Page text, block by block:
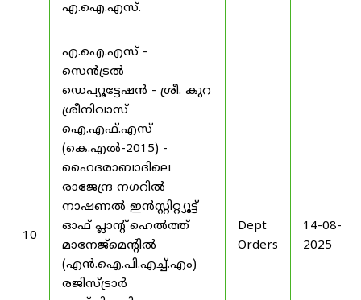
എ.ഐ.എസ്.
10
എ.ഐ.എസ് -
സെൻട്രൽ
ഡെപ്യൂട്ടേഷൻ - ശ്രീ. കുറ
ശ്രീനിവാസ്
ഐ.എഫ്.എസ്
(കെ.എൽ-2015) -
ഹൈദരാബാദിലെ
രാജേന്ദ്ര നഗറിൽ
നാഷണൽ ഇൻസ്റ്റിറ്റ്യൂട്ട്
ഓഫ് പ്ലാന്റ് ഹെൽത്ത്
മാനേജ്‌മെന്റിൽ
(എൻ.ഐ.പി.എച്ച്.എം)
രജിസ്ട്രാർ
Dept
Orders
14-08-
2025